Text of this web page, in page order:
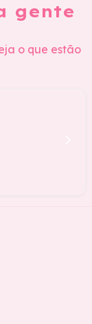
gente
o que estão